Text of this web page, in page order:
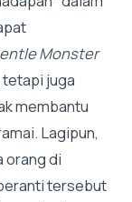
Monster
juga
membantu
Lagipun,
orang di
tersebut